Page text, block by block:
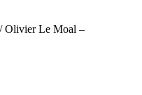
Olivier Le Moal –